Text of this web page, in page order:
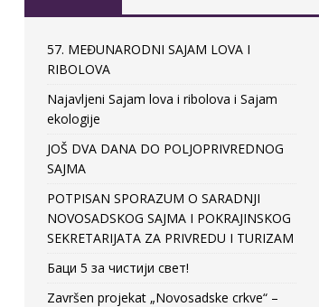
57. MEĐUNARODNI SAJAM LOVA I
RIBOLOVA
Najavljeni Sajam lova i ribolova i Sajam
ekologije
JOŠ DVA DANA DO POLJOPRIVREDNOG
SAJMA
POTPISAN SPORAZUM O SARADNJI
NOVOSADSKOG SAJMA I POKRAJINSKOG
SEKRETARIJATA ZA PRIVREDU I TURIZAM
Баци 5 за чистији свет!
Završen projekat „Novosadske crkve“ –